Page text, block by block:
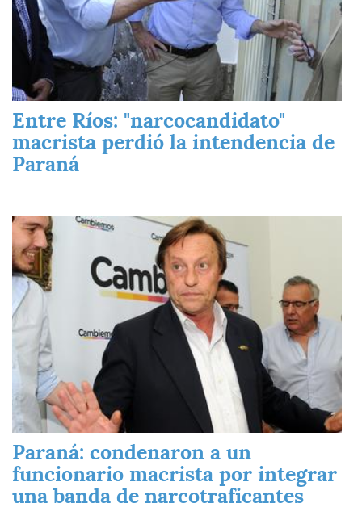
Entre Ríos: "narcocandidato"
macrista perdió la intendencia de
Paraná
Imagen
Paraná: condenaron a un
funcionario macrista por integrar
una banda de narcotraficantes